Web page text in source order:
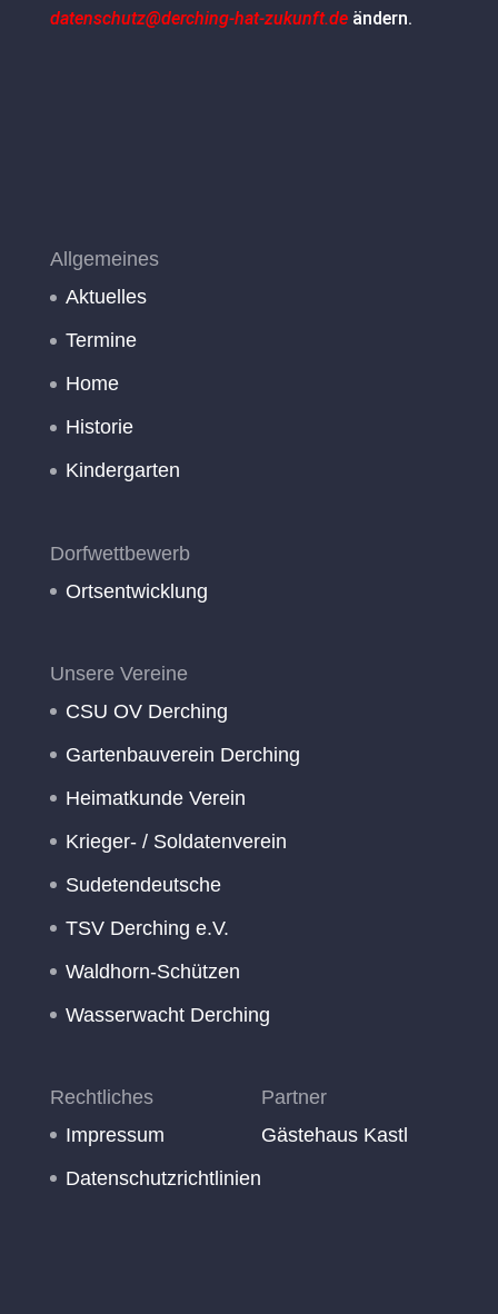
datenschutz@derching-hat-zukunft.de ändern.
Allgemeines
Aktuelles
Termine
Home
Historie
Kindergarten
Dorfwettbewerb
Ortsentwicklung
Unsere Vereine
CSU OV Derching
Gartenbauverein Derching
Heimatkunde Verein
Krieger- / Soldatenverein
Sudetendeutsche
TSV Derching e.V.
Waldhorn-Schützen
Wasserwacht Derching
Rechtliches
Impressum
Datenschutzrichtlinien
Partner
Gästehaus Kastl